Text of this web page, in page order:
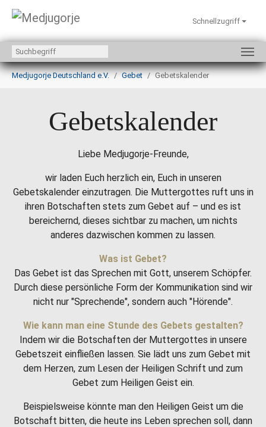
Zum Hauptinhalt springen
Schnellzugriff
Sie sind hier:
Medjugorje Deutschland e.V.
Gebet Gebetskalender
Gebetskalender
Liebe Medjugorje-Freunde,
wir laden Euch herzlich ein, Euch in unseren
Gebetskalender einzutragen. Die Muttergottes ruft uns in
ihren Botschaften stets zum Gebet auf – und es ist
bereichernd, dieses sichtbar zu machen, um nichts
anderes dazwischen kommen zu lassen.
Was ist Gebet?
Das Gebet ist das Sprechen mit Gott, unserem Schöpfer.
Durch diese persönliche Form der Kommunikation sind wir
nicht nur "Sprechende", sondern auch "Hörende".
Wie kann man eine Stunde des Gebets gestalten?
Indem wir die Botschaften der Muttergottes in unsere
Gebetszeit einfließen lassen. Sie lädt uns zum Gebet mit
dem Herzen, zum Lesen der Heiligen Schrift und zum
Gebet zum Heiligen Geist ein.
Beispielsweise könnte man den Heiligen Geist um die
Botschaft bitten, die heute ins Leben sprechen soll, dann